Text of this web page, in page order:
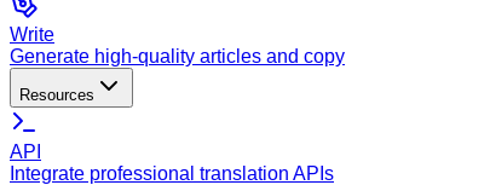
Write
Generate high-quality articles and copy
Resources
API
Integrate professional translation APIs